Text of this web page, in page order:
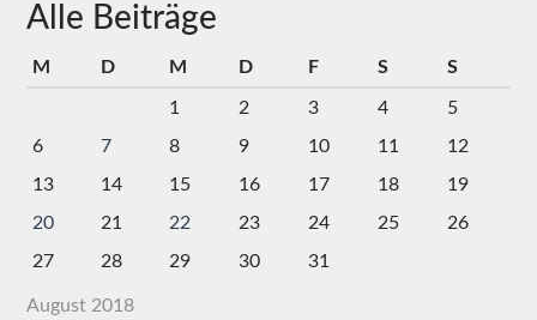
Alle Beiträge
August 2018
M D M D F S S
1 2 3 4
5
6
7 8 9 10 11
12
13
14 15 16 17 18
19
20
21 22 23 24 25
26
27
28 29 30 31